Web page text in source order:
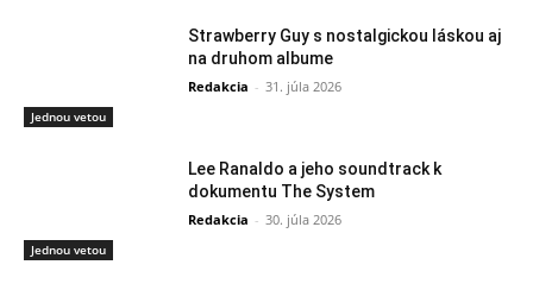
Jednou vetou
Strawberry Guy s nostalgickou láskou aj
na druhom albume
Redakcia - 31. júla 2026
Jednou vetou
Lee Ranaldo a jeho soundtrack k
dokumentu The System
Redakcia - 30. júla 2026